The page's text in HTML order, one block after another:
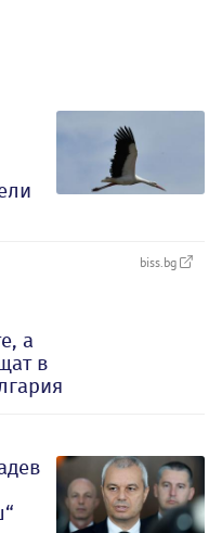
biss.bg
а
в